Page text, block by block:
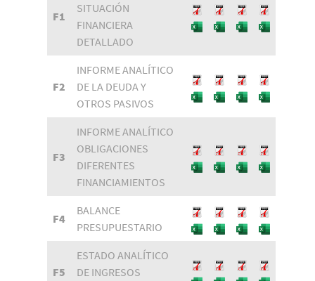
F1
SITUACIÓN
FINANCIERA
DETALLADO
F2
INFORME ANALÍTICO
DE LA DEUDA Y
OTROS PASIVOS
F3
INFORME ANALÍTICO
OBLIGACIONES
DIFERENTES
FINANCIAMIENTOS
F4
BALANCE
PRESUPUESTARIO
F5
ESTADO ANALÍTICO
DE INGRESOS